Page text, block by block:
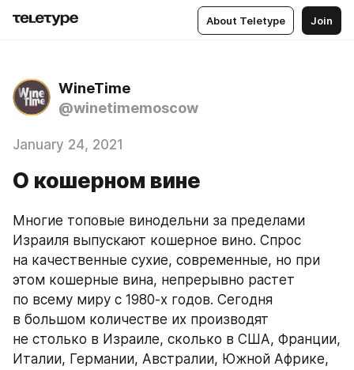
About Teletype Join
WineTime
@winetimemoscow
January 24, 2021
О кошерном вине
Многие топовые винодельни за пределами
Израиля выпускают кошерное вино. Спрос
на качественные сухие, современные, но при
этом кошерные вина, непрерывно растет
по всему миру с 1980-х годов. Сегодня
в большом количестве их производят
не столько в Израиле, сколько в США, Франции,
Италии, Германии, Австралии, Южной Африке,